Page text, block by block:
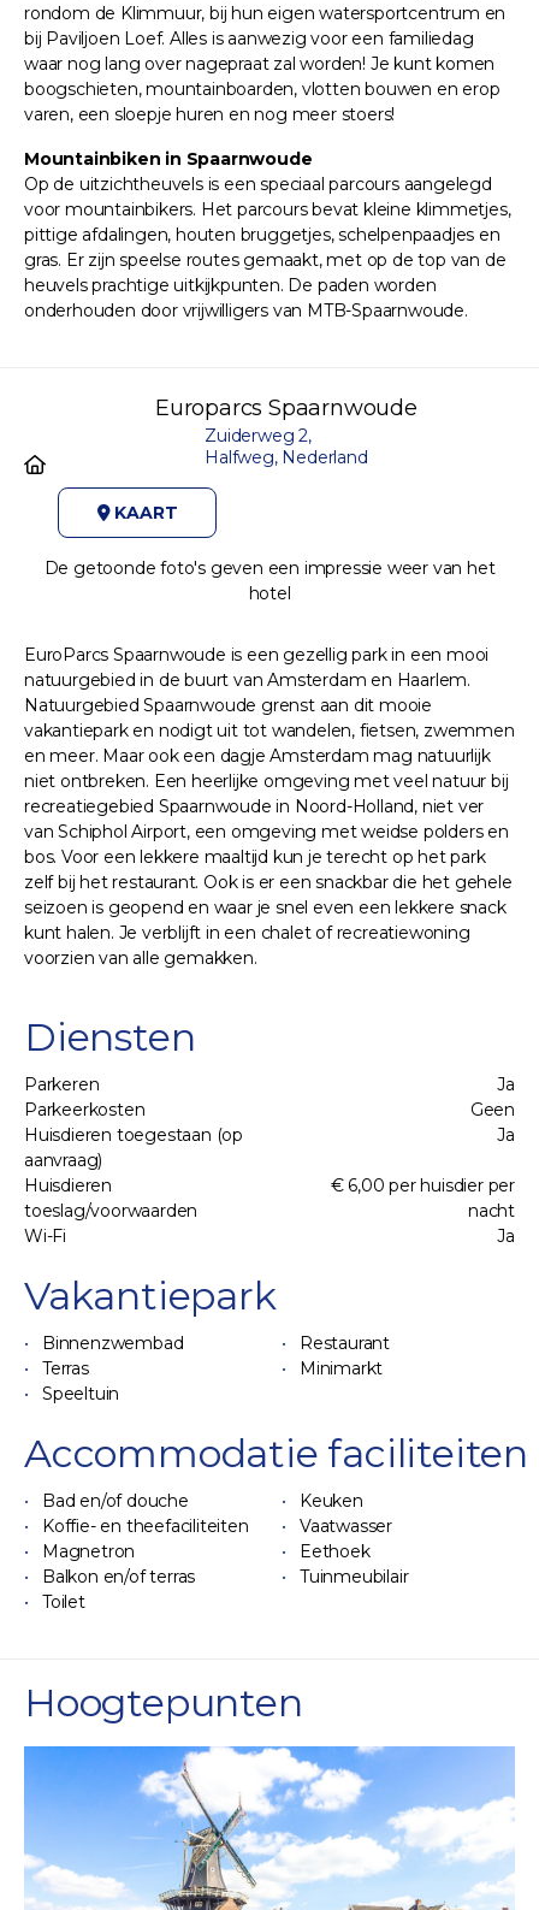
rondom de Klimmuur, bij hun eigen watersportcentrum en
bij Paviljoen Loef. Alles is aanwezig voor een familiedag
waar nog lang over nagepraat zal worden! Je kunt komen
boogschieten, mountainboarden, vlotten bouwen en erop
varen, een sloepje huren en nog meer stoers!
Mountainbiken in Spaarnwoude
Op de uitzichtheuvels is een speciaal parcours aangelegd
voor mountainbikers. Het parcours bevat kleine klimmetjes,
pittige afdalingen, houten bruggetjes, schelpenpaadjes en
gras. Er zijn speelse routes gemaakt, met op de top van de
heuvels prachtige uitkijkpunten. De paden worden
onderhouden door vrijwilligers van MTB-Spaarnwoude.
Europarcs Spaarnwoude
Zuiderweg 2,
Halfweg, Nederland
KAART
De getoonde foto's geven een impressie weer van het
hotel
EuroParcs Spaarnwoude is een gezellig park in een mooi
natuurgebied in de buurt van Amsterdam en Haarlem.
Natuurgebied Spaarnwoude grenst aan dit mooie
vakantiepark en nodigt uit tot wandelen, fietsen, zwemmen
en meer. Maar ook een dagje Amsterdam mag natuurlijk
niet ontbreken. Een heerlijke omgeving met veel natuur bij
recreatiegebied Spaarnwoude in Noord-Holland, niet ver
van Schiphol Airport, een omgeving met weidse polders en
bos. Voor een lekkere maaltijd kun je terecht op het park
zelf bij het restaurant. Ook is er een snackbar die het gehele
seizoen is geopend en waar je snel even een lekkere snack
kunt halen. Je verblijft in een chalet of recreatiewoning
voorzien van alle gemakken.
Diensten
Parkeren
Ja
Parkeerkosten
Geen
Huisdieren toegestaan (op
aanvraag)
Ja
Huisdieren
toeslag/voorwaarden
€ 6,00 per huisdier per
nacht
Wi-Fi
Ja
Vakantiepark
Binnenzwembad
Restaurant
Terras
Minimarkt
Speeltuin
Accommodatie faciliteiten
Bad en/of douche
Keuken
Koffie- en theefaciliteiten
Vaatwasser
Magnetron
Eethoek
Balkon en/of terras
Tuinmeubilair
Toilet
Hoogtepunten